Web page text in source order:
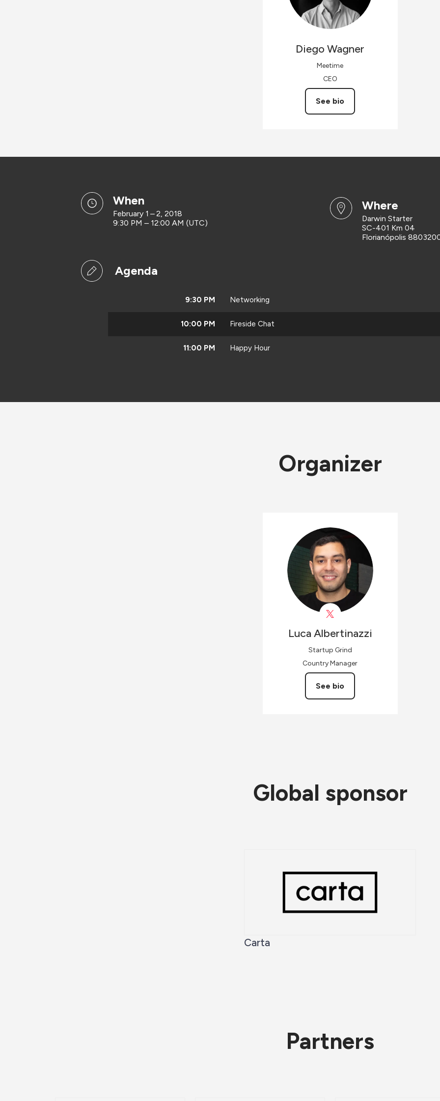
Diego Wagner
Meetime
CEO
See bio
when
February 1 – 2, 2018
9:30 PM – 12:00 AM (UTC)
where
Darwin Starter
SC-401 Km 04
Florianópolis
Agenda
9:30 PM Networking
10:00 PM Fireside Chat
11:00 PM Happy Hour
Organizer
Luca Albertinazzi
Startup Grind
Country Manager
See bio
Global sponsor
Carta
Partners